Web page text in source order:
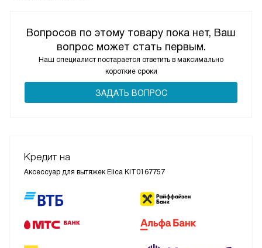
Вопросов по этому товару пока нет, Ваш
вопрос может стать первым.
Наш специалист постарается ответить в максимально
короткие сроки
ЗАДАТЬ ВОПРОС
Кредит на
Аксессуар для вытяжек Elica KIT0167757